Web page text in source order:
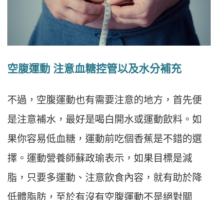
空腹運動 注意血糖控管以及水分補充
不過，空腹運動也有需要注意的地方，首先便
是注意補水，最好是喝白開水或運動飲料。如
果你容易低血糖，運動前吃個香蕉是不錯的選
擇。運動營養師蘇政瑜表示，如果目標是減
脂，只要多運動、注意飲食內容，就有助於降
低體脂肪，至於有沒有空腹運動不是絕對關